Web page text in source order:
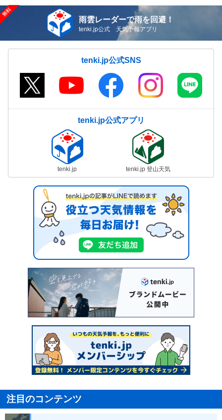
雨雲レーダーで雨を回避！
tenki.jp公式 天気予報アプリ
tenki.jp公式SNS
tenki.jp公式アプリ
tenki.jp tenki.jp 登山天気
注目のコンテンツ